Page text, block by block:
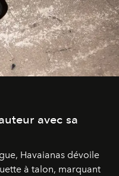
avec sa
Havaianas dévoile
à talon, marquant